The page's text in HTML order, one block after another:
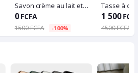
Savon crème au lait et au miel - Balea - 150 g
0 FCFA
1500 FCFA -100%
1 500
4500 FCFA